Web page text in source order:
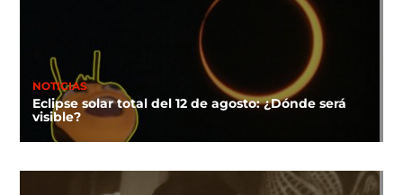
NOTICIAS
Eclipse solar total del 12 de agosto: ¿Dónde será
visible?